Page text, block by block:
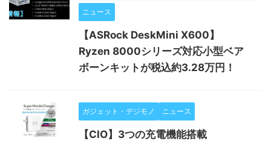
ニュース
【ASRock DeskMini X600】
Ryzen 8000シリーズ対応小型ベア
ボーンキットが税込約3.28万円！
ガジェット・デジモノ ニュース
【CIO】3つの充電機能搭載